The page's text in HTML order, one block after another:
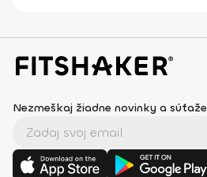
Nezmeškaj žiadne novinky a súťaže